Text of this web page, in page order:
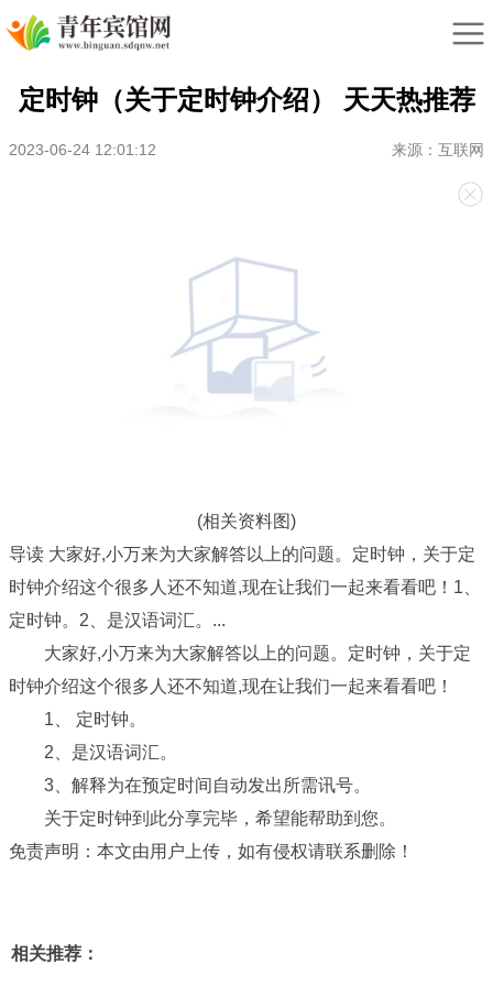
定时钟（关于定时钟介绍） 天天热推荐
2023-06-24 12:01:12 来源：互联网
(相关资料图)
导读 大家好,小万来为大家解答以上的问题。定时钟，关于定
时钟介绍这个很多人还不知道,现在让我们一起来看看吧！1、
定时钟。2、是汉语词汇。...
大家好,小万来为大家解答以上的问题。定时钟，关于定
时钟介绍这个很多人还不知道,现在让我们一起来看看吧！
1、 定时钟。
2、是汉语词汇。
3、解释为在预定时间自动发出所需讯号。
关于定时钟到此分享完毕，希望能帮助到您。
免责声明：本文由用户上传，如有侵权请联系删除！
相关推荐：